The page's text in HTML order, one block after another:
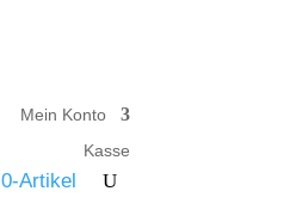
Mein Konto
Kasse
0-Artikel